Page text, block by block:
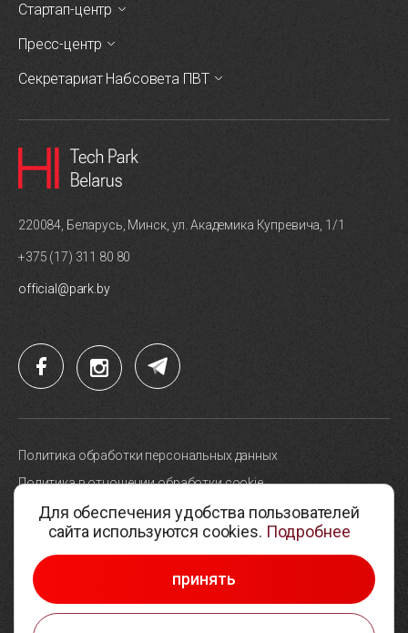
Стартап-центр
Пресс-центр
Секретариат Набсовета ПВТ
220084, Беларусь, Минск, ул. Академика Купревича, 1/1
+375 (17) 311 80 80
official@park.by
© 2005-2026, Парк высоких технологий
Разработка сайтов —Студия Борового
Политика обработки персональных данных
Политика в отношении обработки cookie
Карта сайта
Выбор настроек cookie
Для обеспечения удобства пользователей
сайта используются cookies. Подробнее
принять